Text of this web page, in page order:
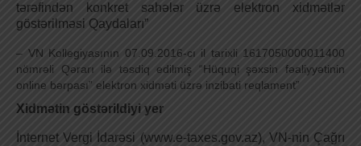
tərəfindən konkret sahələr üzrə elektron xidmətlər
göstərilməsi Qaydaları”
– VN Kollegiyasının 07.09.2016-cı il tarixli 1617050000011400
nömrəli Qərarı ilə təsdiq edilmiş “Hüquqi şəxsin fəaliyyətinin
online bərpası” elektron xidməti üzrə inzibati reqlament”
Xidmətin göstərildiyi yer
İnternet Vergi İdarəsi (www.e-taxes.gov.az), VN-nin Çağrı